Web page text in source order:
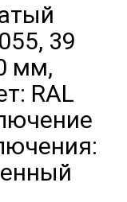
39
мм,
RAL